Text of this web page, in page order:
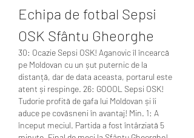
Echipa de fotbal Sepsi
OSK Sfântu Gheorghe
30: Ocazie Sepsi OSK! Aganovic îl încearcă
pe Moldovan cu un șut puternic de la
distanță, dar de data aceasta, portarul este
atent și respinge. 26: GOOOL Sepsi OSK!
Tudorie profită de gafa lui Moldovan și îi
aduce pe covăsneni în avantaj! Min. 1: A
început meciul. Partida a fost întârziată 5